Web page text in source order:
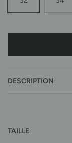
DESCRIPTION
TAILLE